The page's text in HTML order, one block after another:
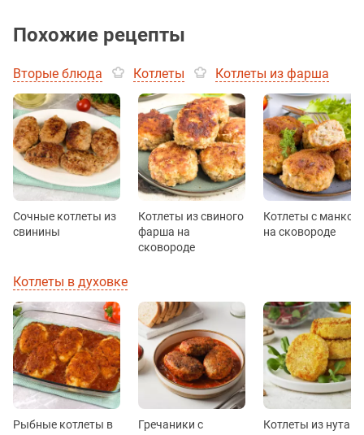
Похожие рецепты
Вторые блюда Котлеты Котлеты из фарша
Сочные котлеты из
свинины
Котлеты из свиного
фарша на
сковороде
Котлеты с манкой
на сковороде
Котлеты в духовке
Рыбные котлеты в
Гречаники с
Котлеты из нута